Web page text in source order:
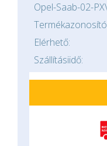
Opel-Saab-02-
Elérhető:
Szállításiidő: